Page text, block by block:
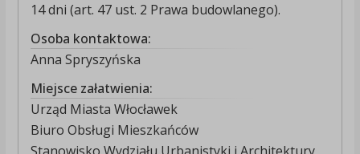
14 dni (art. 47 ust. 2 Prawa budowlanego).
Osoba kontaktowa:
Anna Spryszyńska
Miejsce załatwienia:
Urząd Miasta Włocławek
Biuro Obsługi Mieszkańców